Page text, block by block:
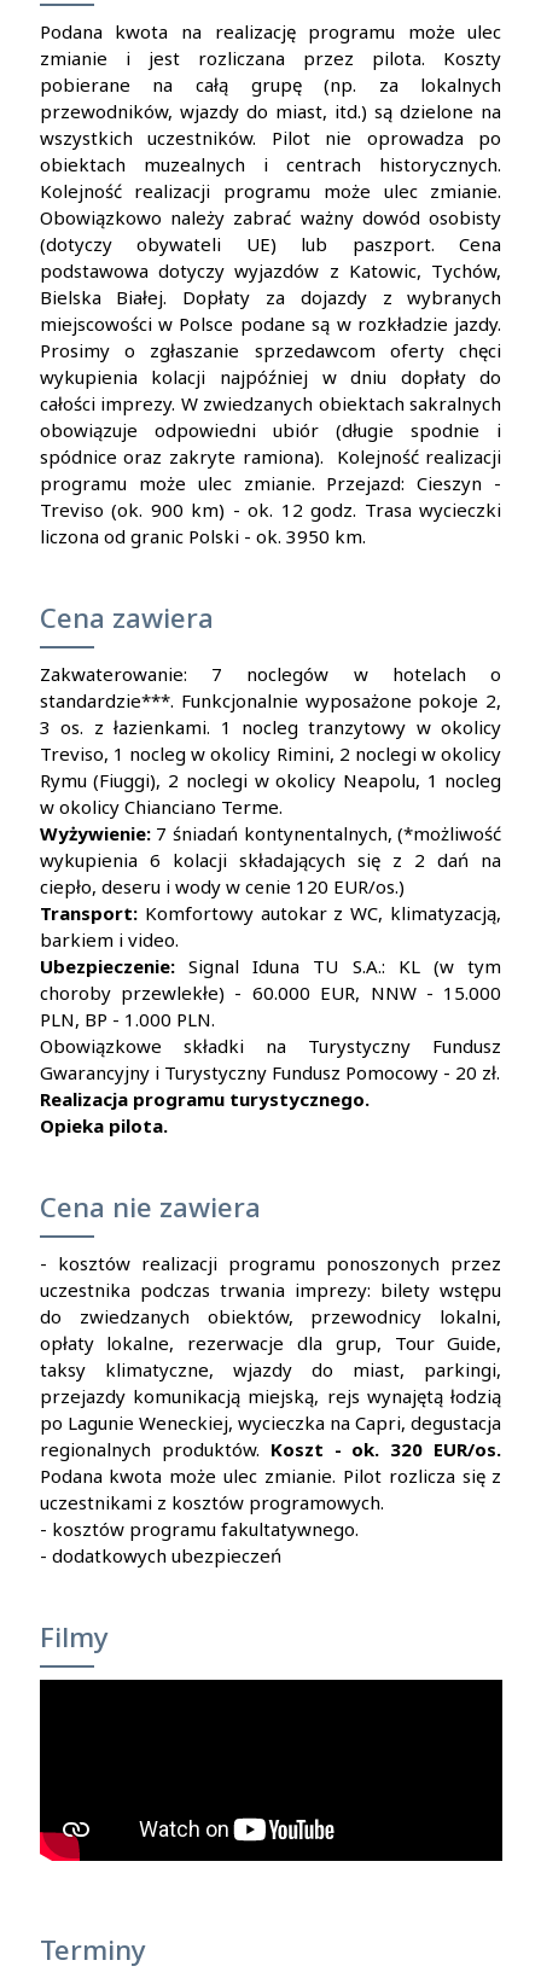
Podana kwota na realizację programu może ulec
zmianie i jest rozliczana przez pilota. Koszty
pobierane na całą grupę (np. za lokalnych
przewodników, wjazdy do miast, itd.) są dzielone na
wszystkich uczestników. Pilot nie oprowadza po
obiektach muzealnych i centrach historycznych.
Kolejność realizacji programu może ulec zmianie.
Obowiązkowo należy zabrać ważny dowód osobisty
(dotyczy obywateli UE) lub paszport. Cena
podstawowa dotyczy wyjazdów z Katowic, Tychów,
Bielska Białej. Dopłaty za dojazdy z wybranych
miejscowości w Polsce podane są w rozkładzie jazdy.
Prosimy o zgłaszanie sprzedawcom oferty chęci
wykupienia kolacji najpóźniej w dniu dopłaty do
całości imprezy. W zwiedzanych obiektach sakralnych
obowiązuje odpowiedni ubiór (długie spodnie i
spódnice oraz zakryte ramiona). Kolejność realizacji
programu może ulec zmianie. Przejazd: Cieszyn -
Treviso (ok. 900 km) - ok. 12 godz. Trasa wycieczki
liczona od granic Polski - ok. 3950 km.
Cena zawiera
Zakwaterowanie: 7 noclegów w hotelach o
standardzie***. Funkcjonalnie wyposażone pokoje 2,
3 os. z łazienkami. 1 nocleg tranzytowy w okolicy
Treviso, 1 nocleg w okolicy Rimini, 2 noclegi w okolicy
Rymu (Fiuggi), 2 noclegi w okolicy Neapolu, 1 nocleg
w okolicy Chianciano Terme.
Wyżywienie:7 śniadań kontynentalnych, (*możliwość
wykupienia 6 kolacji składających się z 2 dań na
ciepło, deseru i wody w cenie 120 EUR/os.)
Transport:Komfortowy autokar z WC, klimatyzacją,
barkiem i video.
Ubezpieczenie:Signal Iduna TU S.A.: KL (w tym
choroby przewlekłe) - 60.000 EUR, NNW - 15.000
PLN, BP - 1.000 PLN.
Obowiązkowe składki na Turystyczny Fundusz
Gwarancyjny i Turystyczny Fundusz Pomocowy - 20 zł.
Realizacja programu turystycznego.
Opieka pilota.
Cena nie zawiera
- kosztów realizacji programu ponoszonych przez
uczestnika podczas trwania imprezy: bilety wstępu
do zwiedzanych obiektów, przewodnicy lokalni,
opłaty lokalne, rezerwacje dla grup, Tour Guide,
taksy klimatyczne, wjazdy do miast, parkingi,
przejazdy komunikacją miejską, rejs wynajętą łodzią
po Lagunie Weneckiej, wycieczka na Capri, degustacja
regionalnych produktów. Koszt - ok. 320 EUR/os.
Podana kwota może ulec zmianie. Pilot rozlicza się z
uczestnikami z kosztów programowych.
- kosztów programu fakultatywnego.
- dodatkowych ubezpieczeń
Filmy
Terminy